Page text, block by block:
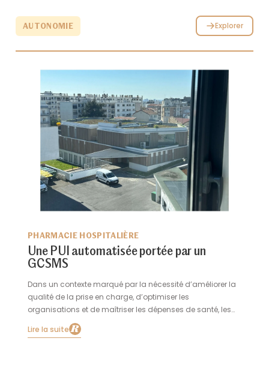
AUTONOMIE Explorer
PHARMACIE HOSPITALIÈRE
Une PUI automatisée portée par un
GCSMS
Dans un contexte marqué par la nécessité d’améliorer la
qualité de la prise en charge, d’optimiser les
organisations et de maîtriser les dépenses de santé, les
établissements du GCSMS Les EHPAD publics du Val-de-
Marne ont engagé une transformation profonde de leur
Lire la suite